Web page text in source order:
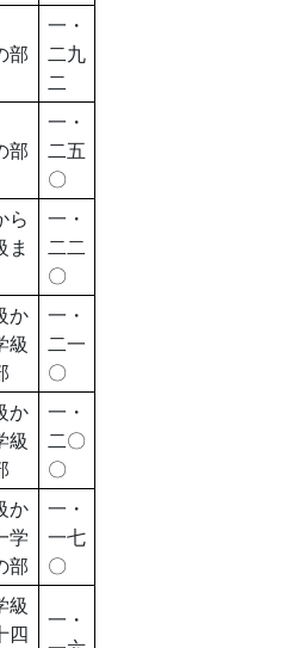
部
一・
二九
二
部
一・
二五
〇
ら
ま
一・
二二
〇
か
級
一・
二一
〇
か
級
一・
二〇
〇
か
学
部
一・
一七
〇
級
四
一・